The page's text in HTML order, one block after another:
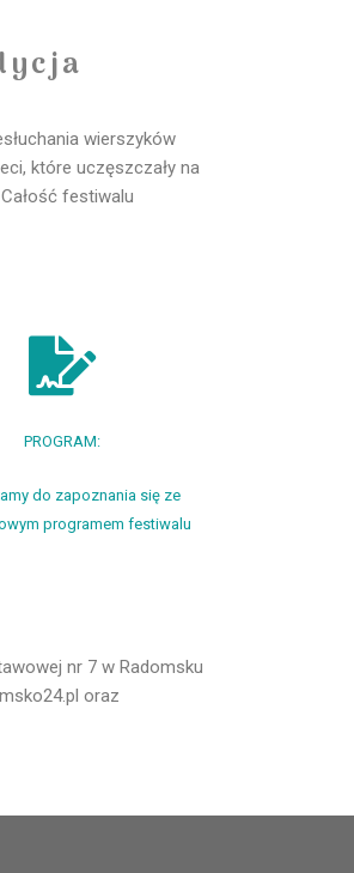
wierszyków
które uczęszczały na
festiwalu
PROGRAM:
do zapoznania się ze
programem festiwalu
nr 7 w Radomsku
oraz